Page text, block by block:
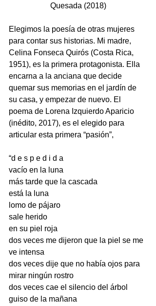
Quesada (2018)
Elegimos la poesía de otras mujeres
para contar sus historias. Mi madre,
Celina Fonseca Quirós (Costa Rica,
1951), es la primera protagonista. Ella
encarna a la anciana que decide
quemar sus memorias en el jardín de
su casa, y empezar de nuevo. El
poema de Lorena Izquierdo Aparicio
(inédito, 2017), es el elegido para
articular esta primera “pasión”,
“d e s p e d i d a
vacío en la luna
más tarde que la cascada
está la luna
lomo de pájaro
sale herido
en su piel roja
dos veces me dijeron que la piel se me
ve intensa
dos veces dije que no había ojos para
mirar ningún rostro
dos veces cae el silencio del árbol
guiso de la mañana